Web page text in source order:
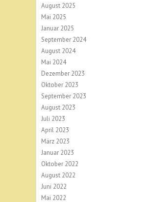
August 2025
Mai 2025
Januar 2025
September 2024
August 2024
Mai 2024
Dezember 2023
Oktober 2023
September 2023
August 2023
Juli 2023
April 2023
März 2023
Januar 2023
Oktober 2022
August 2022
Juni 2022
Mai 2022